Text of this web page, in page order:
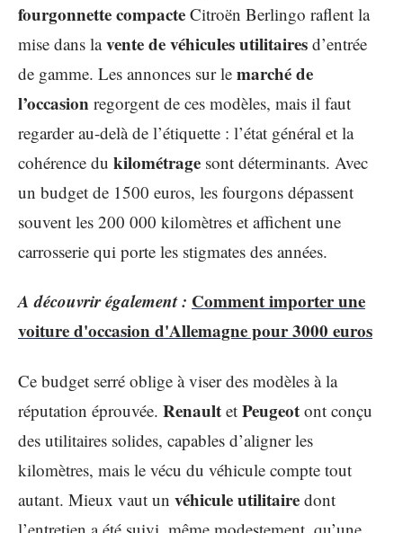
fourgonnette compacte Citroën Berlingo raflent la
mise dans lavente de véhicules utilitaires d’entrée
de gamme. Les annonces sur le marché de
l’occasion regorgent de ces modèles, mais il faut
regarder au-delà de l’étiquette : l’état général et la
cohérence du kilométrage sont déterminants. Avec
un budget de 1500 euros, les fourgons dépassent
souvent les 200 000 kilomètres et affichent une
carrosserie qui porte les stigmates des années.
A découvrir également : Comment importer une
voiture d'occasion d'Allemagne pour 3000 euros
Ce budget serré oblige à viser des modèles à la
réputation éprouvée. Renault et Peugeot ont conçu
des utilitaires solides, capables d’aligner les
kilomètres, mais le vécu du véhicule compte tout
autant. Mieux vaut un véhicule utilitaire dont
l’entretien a été suivi, même modestement, qu’une